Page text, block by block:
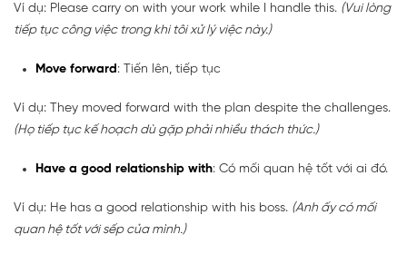
Ví dụ: Please carry on with your work while I handle this. (Vui lòng
tiếp tục công việc trong khi tôi xử lý việc này.)
Move forward: Tiến lên, tiếp tục
Ví dụ: They moved forward with the plan despite the challenges.
(Họ tiếp tục kế hoạch dù gặp phải nhiều thách thức.)
Have a good relationship with: Có mối quan hệ tốt với ai đó.
Ví dụ: He has a good relationship with his boss. (Anh ấy có mối
quan hệ tốt với sếp của mình.)